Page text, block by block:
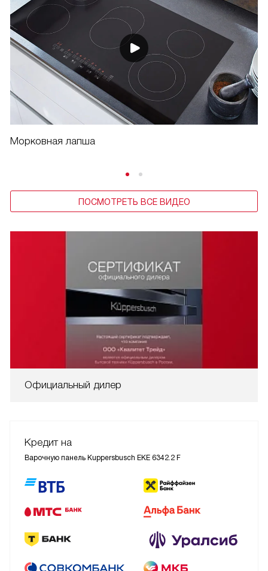
Морковная лапша
ПОСМОТРЕТЬ ВСЕ ВИДЕО
Официальный дилер
Кредит на
Варочную панель Kuppersbusch EKE 6342.2 F